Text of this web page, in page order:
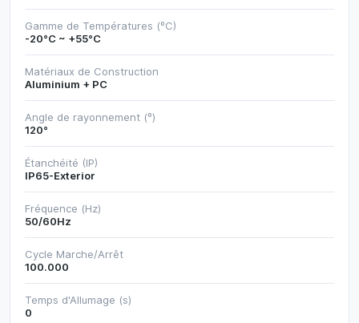
Gamme de Températures (ºC)
-20°C ~ +55°C
Matériaux de Construction
Aluminium + PC
Angle de rayonnement (º)
120°
Étanchéité (IP)
IP65-Exterior
Fréquence (Hz)
50/60Hz
Cycle Marche/Arrêt
100.000
Temps d'Allumage (s)
0